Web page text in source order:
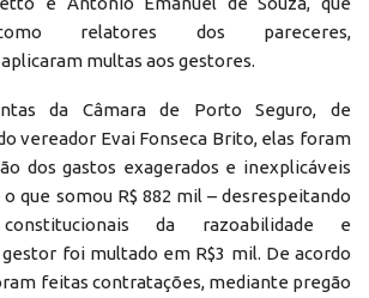
relatores dos pareceres,
multas aos gestores.
da Câmara de Porto Seguro, de
vereador Evai Fonseca Brito, elas foram
dos gastos exagerados e inexplicáveis
que somou R$ 882 mil – desrespeitando
da razoabilidade e
foi multado em R$3 mil. De acordo
feitas contratações, mediante pregão